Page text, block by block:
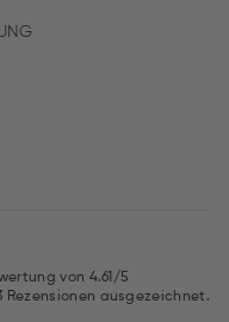
von 4.61/5
Rezensionen ausgezeichnet.